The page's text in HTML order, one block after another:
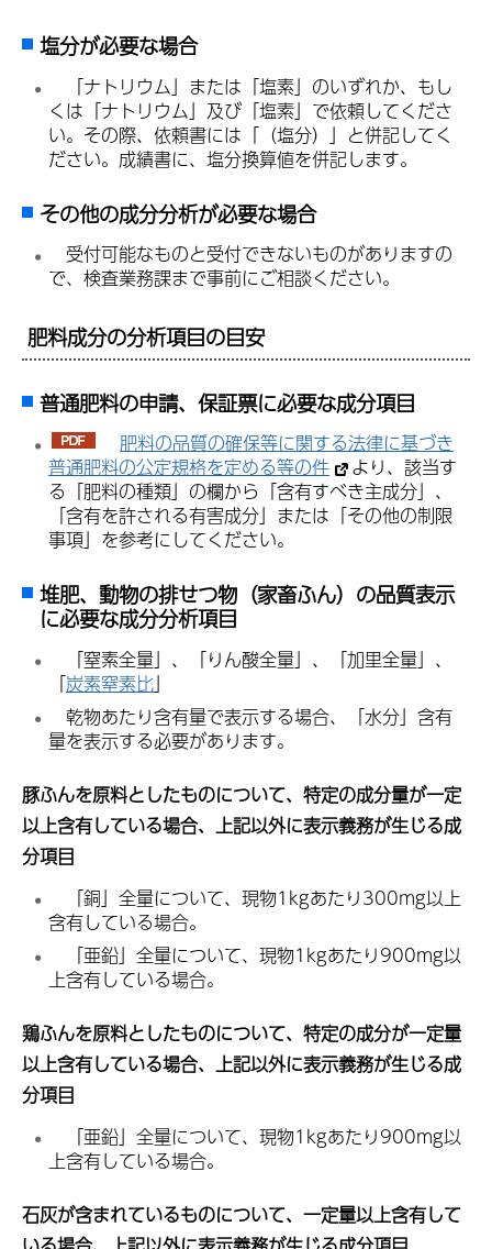
塩分が必要な場合
「ナトリウム」または「塩素」のいずれか、もし
くは「ナトリウム」及び「塩素」で依頼してくださ
い。その際、依頼書には「（塩分）」と併記してく
ださい。成績書に、塩分換算値を併記します。
その他の成分分析が必要な場合
受付可能なものと受付できないものがありますの
で、検査業務課まで事前にご相談ください。
肥料成分の分析項目の目安
普通肥料の申請、保証票に必要な成分項目
肥料の品質の確保等に関する法律に基づき
普通肥料の公定規格を定める等の件
より、該当す
る「肥料の種類」の欄から「含有すべき主成分」、
「含有を許される有害成分」または「その他の制限
事項」を参考にしてください。
堆肥、動物の排せつ物（家畜ふん）の品質表示
に必要な成分分析項目
「窒素全量」、「りん酸全量」、「加里全量」、
「炭素窒素比」
乾物あたり含有量で表示する場合、「水分」含有
量を表示する必要があります。
豚ふんを原料としたものについて、特定の成分量が一定
以上含有している場合、上記以外に表示義務が生じる成
分項目
「銅」全量について、現物1kgあたり300mg以上
含有している場合。
「亜鉛」全量について、現物1kgあたり900mg以
上含有している場合。
鶏ふんを原料としたものについて、特定の成分が一定量
以上含有している場合、上記以外に表示義務が生じる成
分項目
「亜鉛」全量について、現物1kgあたり900mg以
上含有している場合。
石灰が含まれているものについて、一定量以上含有して